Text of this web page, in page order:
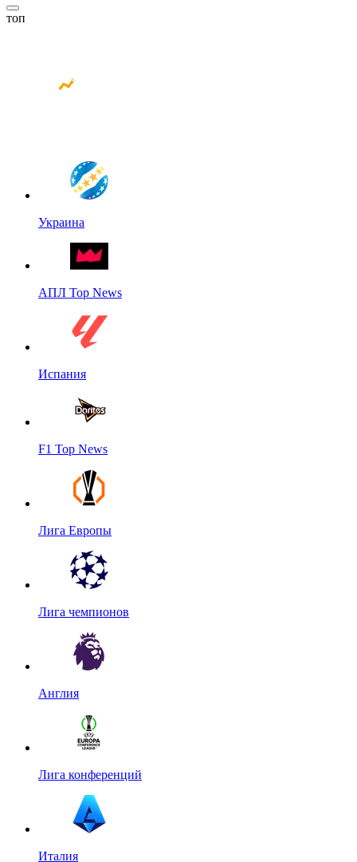
топ
Украина
АПЛ Top News
Испания
F1 Top News
Лига Европы
Лига чемпионов
Англия
Лига конференций
Италия